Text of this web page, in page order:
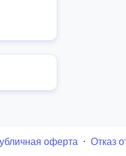
оферта ⋅ Отказ